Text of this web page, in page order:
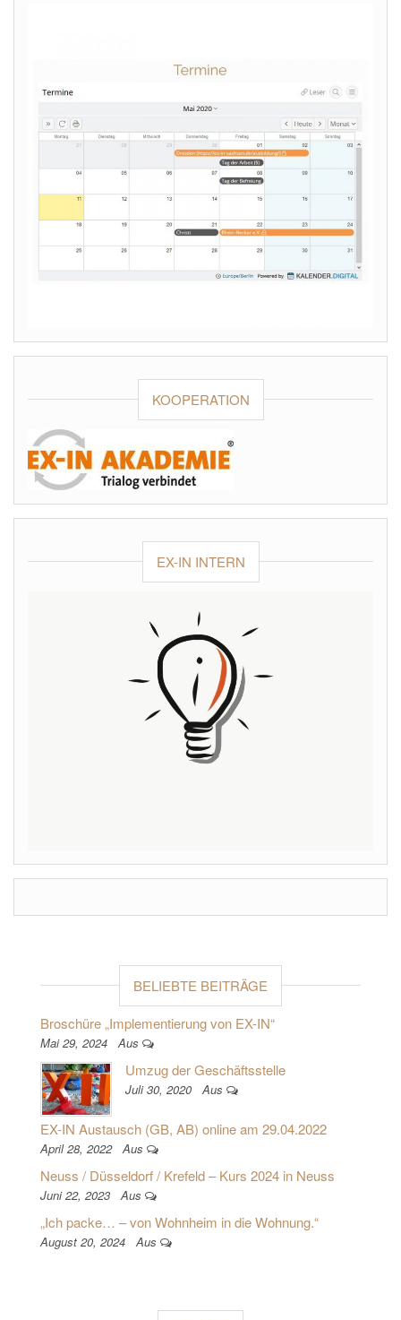
KOOPERATION
EX-IN INTERN
BELIEBTE BEITRÄGE
Broschüre „Implementierung von EX-IN“
Mai 29, 2024 Aus
Umzug der Geschäftsstelle
Juli 30, 2020 Aus
EX-IN Austausch (GB, AB) online am 29.04.2022
April 28, 2022 Aus
Neuss / Düsseldorf / Krefeld – Kurs 2024 in Neuss
Juni 22, 2023 Aus
„Ich packe… – von Wohnheim in die Wohnung.“
August 20, 2024 Aus